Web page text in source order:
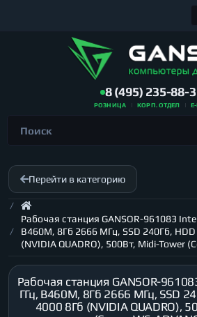
8 (495) 235-88-
РОЗНИЦА КОРП. ОТДЕЛ
Перейти в категорию
Рабочая станция GANSOR-961083
B460M, 8Гб 2666 МГц, SSD 240Гб,
(NVIDIA QUADRO), 500Вт, Midi-Tower
Рабочая станция GANSOR-
ГГц, B460M, 8Гб 2666 МГц, SSD
4000 8Гб (NVIDIA QUADRO),